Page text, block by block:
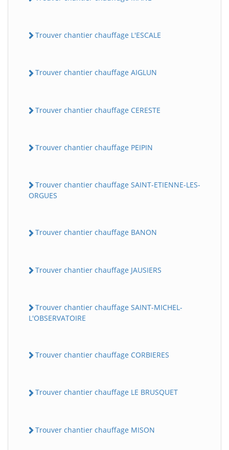
Trouver chantier chauffage L'ESCALE
Trouver chantier chauffage AIGLUN
Trouver chantier chauffage CERESTE
Trouver chantier chauffage PEIPIN
Trouver chantier chauffage SAINT-ETIENNE-LES-
ORGUES
Trouver chantier chauffage BANON
Trouver chantier chauffage JAUSIERS
Trouver chantier chauffage SAINT-MICHEL-
L'OBSERVATOIRE
Trouver chantier chauffage CORBIERES
Trouver chantier chauffage LE BRUSQUET
Trouver chantier chauffage MISON